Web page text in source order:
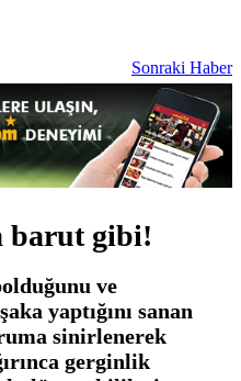
Sonraki Haber
barut gibi!
ve
yaptığını sanan
sinirlenerek
gerginlik